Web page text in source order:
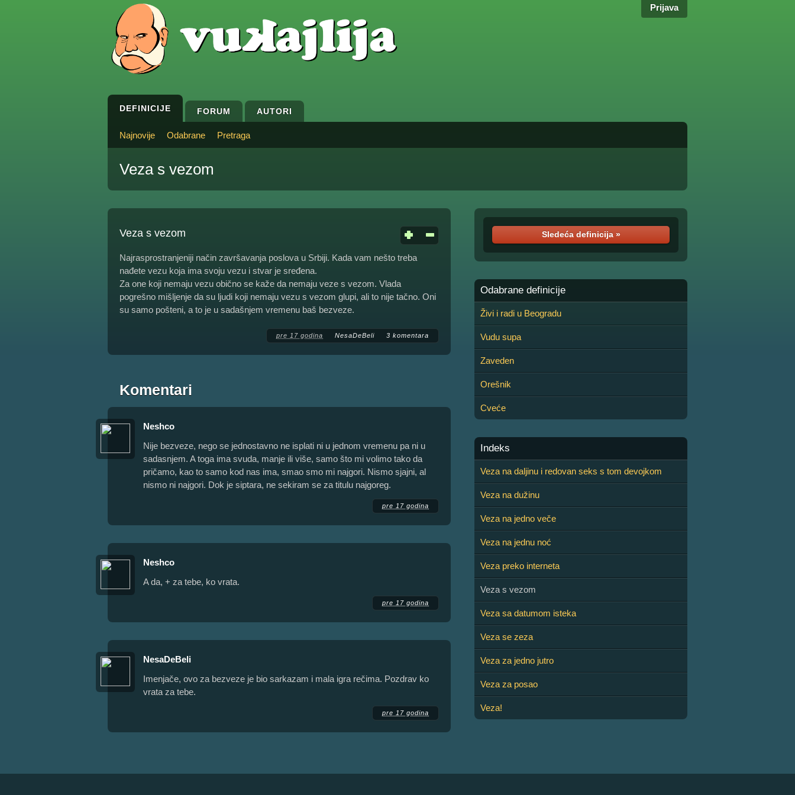
Prijava
DEFINICIJE FORUM AUTORI
Najnovije Odabrane Pretraga
Veza s vezom
Veza s vezom
Najrasprostranjeniji način završavanja poslova u Srbiji. Kada vam nešto treba
nađete vezu koja ima svoju vezu i stvar je sređena.
Za one koji nemaju vezu obično se kaže da nemaju veze s vezom. Vlada
pogrešno mišljenje da su ljudi koji nemaju vezu s vezom glupi, ali to nije tačno. Oni
su samo pošteni, a to je u sadašnjem vremenu baš bezveze.
pre 17 godina NesaDeBeli 3 komentara
Komentari
Neshco
Nije bezveze, nego se jednostavno ne isplati ni u jednom vremenu pa ni u
sadasnjem. A toga ima svuda, manje ili više, samo što mi volimo tako da
pričamo, kao to samo kod nas ima, smao smo mi najgori. Nismo sjajni, al
nismo ni najgori. Dok je siptara, ne sekiram se za titulu najgoreg.
pre 17 godina
Neshco
A da, + za tebe, ko vrata.
pre 17 godina
NesaDeBeli
Imenjače, ovo za bezveze je bio sarkazam i mala igra rečima. Pozdrav ko
vrata za tebe.
pre 17 godina
Sledeća definicija »
Odabrane definicije
Živi i radi u Beogradu
Vudu supa
Zaveden
Orešnik
Cveće
Indeks
Veza na daljinu i redovan seks s tom devojkom
Veza na dužinu
Veza na jedno veče
Veza na jednu noć
Veza preko interneta
Veza s vezom
Veza sa datumom isteka
Veza se zeza
Veza za jedno jutro
Veza za posao
Veza!